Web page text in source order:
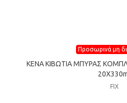
Προσωρινά μη
ΚΕΝΑ ΚΙΒΩΤΙΑ ΜΠΥΡΑΣ
FIX